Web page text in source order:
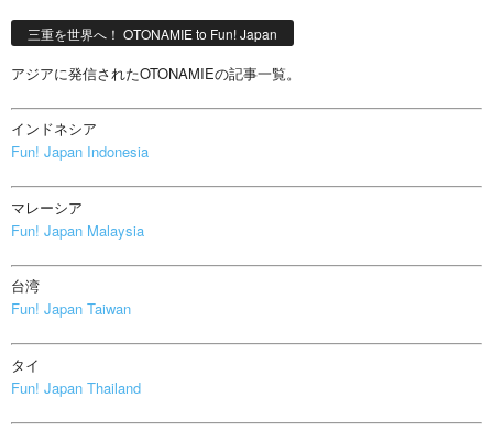
三重を世界へ！ OTONAMIE to Fun! Japan
アジアに発信されたOTONAMIEの記事一覧。
インドネシア
Fun! Japan Indonesia
マレーシア
Fun! Japan Malaysia
台湾
Fun! Japan Taiwan
タイ
Fun! Japan Thailand